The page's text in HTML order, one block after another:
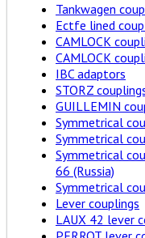
Tankwagen
Ectfe lined
CAMLOCK
CAMLOCK
IBC adaptors
STORZ
GUILLEMIN
Symmetrical
Symmetrical
Symmetrical
66 (Russia)
Symmetrical
Lever couplings
LAUX 42 lever